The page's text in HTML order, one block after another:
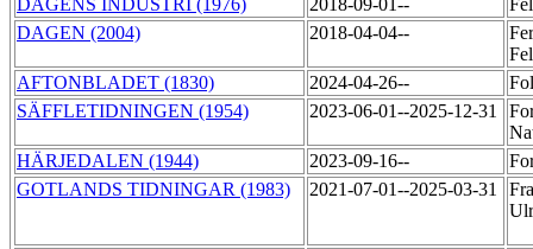
DAGENS INDUSTRI (1976) 2018-09-01--
DAGEN (2004)
2018-04-04--
AFTONBLADET (1830)
2024-04-26--
SÄFFLETIDNINGEN (1954)
2023-06-01--2025-12-31
HÄRJEDALEN (1944)
2023-09-16--
GOTLANDS TIDNINGAR (1983)
2021-07-01--2025-03-31